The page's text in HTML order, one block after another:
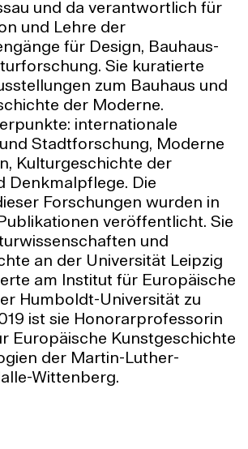
und da verantwortlich für
und Lehre der
für Design, Bauhaus-
Sie kuratierte
zum Bauhaus und
der Moderne.
internationale
Stadtforschung, Moderne
Kulturgeschichte der
Denkmalpflege. Die
Forschungen wurden in
veröffentlicht. Sie
und
an der Universität Leipzig
am Institut für Europäische
Humboldt-Universität zu
ist sie Honorarprofessorin
Europäische Kunstgeschichte
der Martin-Luther-
Wittenberg.